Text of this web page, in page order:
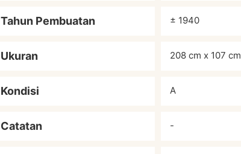
Tahun Pembuatan ± 1940
Ukuran 208 cm x 107 cm
Kondisi A
Catatan -